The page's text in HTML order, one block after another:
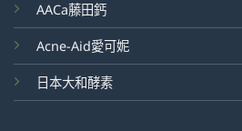
AACa藤田鈣
Acne-Aid愛可妮
日本大和酵素